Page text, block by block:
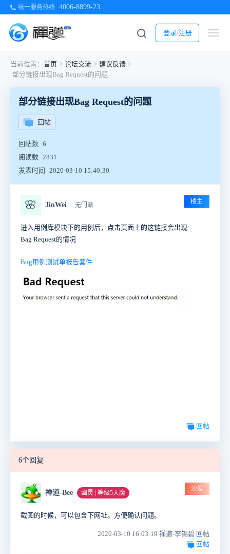
统一服务热线 4006-8899-23
登录/注册
当前位置： 首页 > 论坛交流 > 建议反馈 >
部分链接出现Bag Request的问题
部分链接出现Bag Request的问题
回帖
回帖数 6
阅读数 2831
发表时间
2020-03-10 15:40:30
🌸 JinWei 无门派 楼主
进入用例库模块下的用例后，点击页面上的这链接会出现
Bag Request的情况
Bug用例 测试单报告套件
回帖
6个回复
禅道-Bee 幽灵 | 等级5天魔
沙发
截图的时候，可以包含下网址。方便确认问题。
2020-03-10 16:03:19 禅道-李锡碧 回帖
回帖